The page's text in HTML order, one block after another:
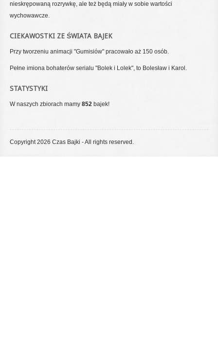
nieskrępowaną rozrywkę, ale też będą miały w sobie wartości
wychowawcze.
CIEKAWOSTKI ZE ŚWIATA BAJEK
Przy tworzeniu animacji "Gumisiów" pracowało aż 150 osób.
Pełne imiona bohaterów serialu "Bolek i Lolek", to Bolesław i Karol.
STATYSTYKI
W naszych zbiorach mamy 852 bajek!
Copyright 2026 Czas Bajki - All rights reserved.